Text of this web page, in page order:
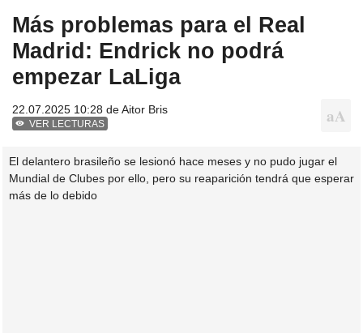
Más problemas para el Real
Madrid: Endrick no podrá
empezar LaLiga
22.07.2025 10:28 deAitor Bris
VER LECTURAS
El delantero brasileño se lesionó hace meses y no pudo jugar el
Mundial de Clubes por ello, pero su reaparición tendrá que esperar
más de lo debido